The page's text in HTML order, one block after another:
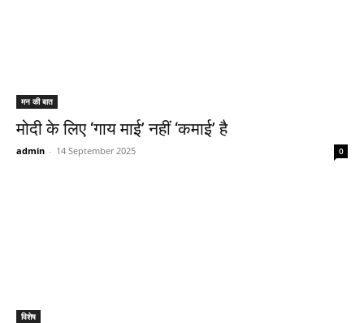
मन की बात
मोदी के लिए ‘गाय माई’ नहीं ‘कमाई’ है
admin - 14 September 2025 0
विशेष